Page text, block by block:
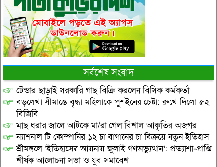
সর্বশেষ সংবাদ
টেন্ডার ছাড়াই সরকারি গাছ বিক্রি করলেন বিসিক কর্মকর্তা
বড়লেখা সীমান্তে বৃদ্ধা মহিলাকে পুশইনের চেষ্টা: রুখে দিলো ৫২
বিজিবি
মাছ ধরার জালে আটকে মা/রা গেল বিশাল আকৃতির অজগর
ন্যাশনাল টি কোম্পানির ১২ চা বাগানের চা বিক্রয়ে নতুন ইতিহাস
শ্রীমঙ্গলে ‘ইতিহাসের আয়নায় জুলাই গণঅভ্যুত্থান’: প্রত্যাশা-প্রাপ্তি
শীর্ষক আলোচনা সভা ও যুব সমাবেশ